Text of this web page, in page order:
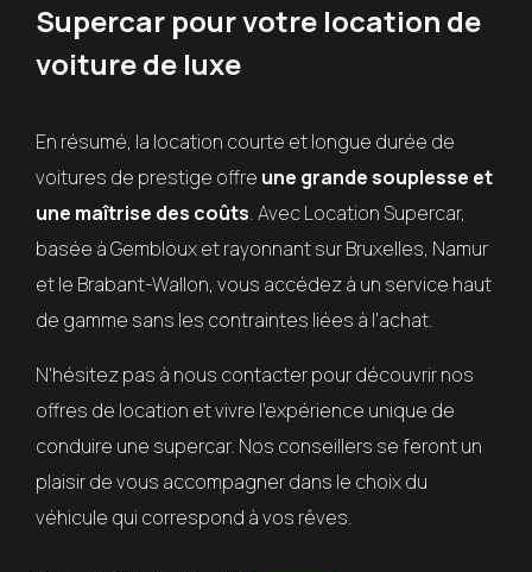
Supercar pour votre location de
voiture de luxe
En résumé, la location courte et longue durée de
voitures de prestige offre une grande souplesse et
une maîtrise des coûts. Avec Location Supercar,
basée à Gembloux et rayonnant sur Bruxelles, Namur
et le Brabant-Wallon, vous accédez à un service haut
de gamme sans les contraintes liées à l'achat.
N'hésitez pas à nous contacter pour découvrir nos
offres de location et vivre l'expérience unique de
conduire une supercar. Nos conseillers se feront un
plaisir de vous accompagner dans le choix du
véhicule qui correspond à vos rêves.